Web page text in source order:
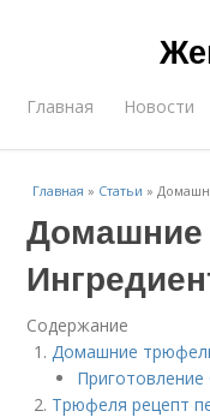
Главная Новости
Главная » Статьи »
Домашние
Содержание
Домашние
Трюфеля рецепт